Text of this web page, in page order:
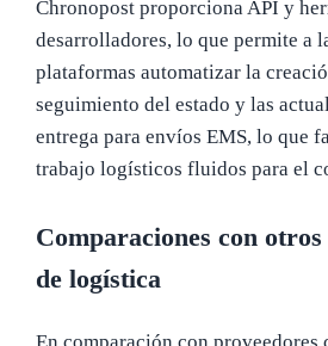
Chronopost proporciona API y
desarrolladores, lo que permite a
plataformas automatizar la
seguimiento del estado y las
entrega para envíos EMS, lo que
trabajo logísticos fluidos para el
Comparaciones con
de logística